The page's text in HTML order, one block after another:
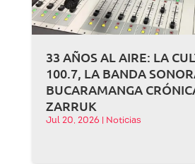
33 AÑOS AL AIRE: LA
100.7, LA BANDA
BUCARAMANGA
ZARRUK
Jul 20, 2026 Noticias